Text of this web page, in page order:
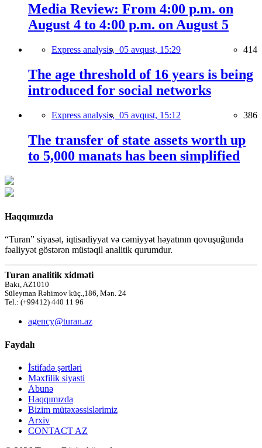
Media Review: From 4:00 p.m. on
August 4 to 4:00 p.m. on August 5
Express analysis, 05 avqust, 15:29 414
The age threshold of 16 years is being
introduced for social networks
Express analysis, 05 avqust, 15:12 386
The transfer of state assets worth up
to 5,000 manats has been simplified
Haqqımızda
“Turan” siyasət, iqtisadiyyat və cəmiyyət həyatının qovuşuğunda
fəaliyyət göstərən müstəqil analitik qurumdur.
Turan analitik xidməti
Bakı, AZ1010
Süleyman Rəhimov küç.,186, Mən. 24
Tel.: (+99412) 440 11 96
agency@turan.az
Faydalı
İstifadə şərtləri
Məxfilik siyasti
Abunə
Haqqımızda
Bizim mütəxəssislərimiz
Arxiv
CONTACT AZ